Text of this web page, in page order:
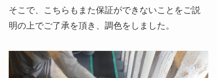
そこで、こちらもまた保証ができないことをご説
明の上でご了承を頂き、調色をしました。